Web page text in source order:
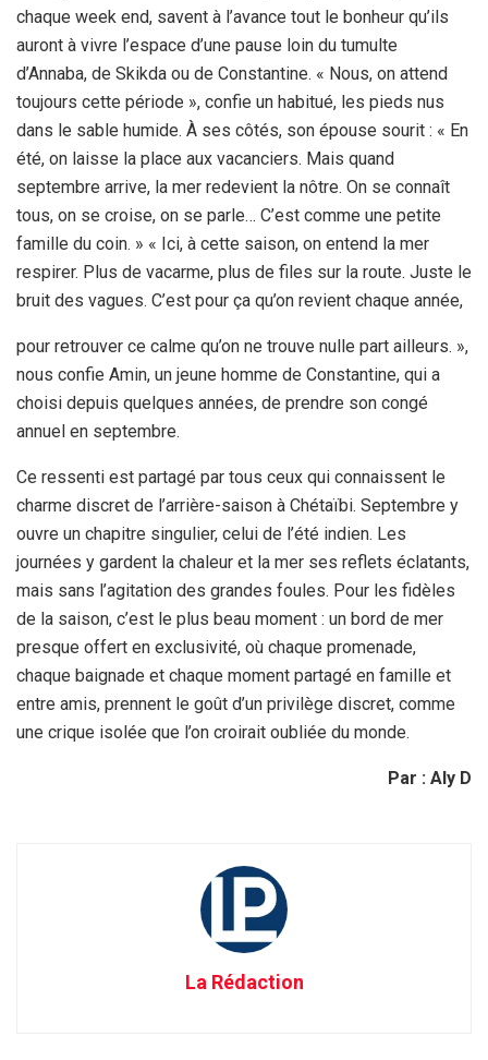
chaque week end, savent à l’avance tout le bonheur qu’ils
auront à vivre l’espace d’une pause loin du tumulte
d’Annaba, de Skikda ou de Constantine. « Nous, on attend
toujours cette période », confie un habitué, les pieds nus
dans le sable humide. À ses côtés, son épouse sourit : « En
été, on laisse la place aux vacanciers. Mais quand
septembre arrive, la mer redevient la nôtre. On se connaît
tous, on se croise, on se parle… C’est comme une petite
famille du coin. » « Ici, à cette saison, on entend la mer
respirer. Plus de vacarme, plus de files sur la route. Juste le
bruit des vagues. C’est pour ça qu’on revient chaque année,
pour retrouver ce calme qu’on ne trouve nulle part ailleurs. »,
nous confie Amin, un jeune homme de Constantine, qui a
choisi depuis quelques années, de prendre son congé
annuel en septembre.
Ce ressenti est partagé par tous ceux qui connaissent le
charme discret de l’arrière-saison à Chétaïbi. Septembre y
ouvre un chapitre singulier, celui de l’été indien. Les
journées y gardent la chaleur et la mer ses reflets éclatants,
mais sans l’agitation des grandes foules. Pour les fidèles
de la saison, c’est le plus beau moment : un bord de mer
presque offert en exclusivité, où chaque promenade,
chaque baignade et chaque moment partagé en famille et
entre amis, prennent le goût d’un privilège discret, comme
une crique isolée que l’on croirait oubliée du monde.
Par : Aly D
La Rédaction